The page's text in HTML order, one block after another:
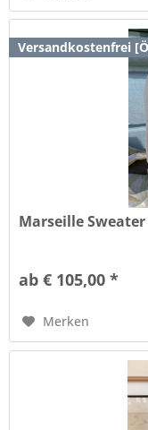
Versandkostenfrei
Marseille
ab € 105,00 *
Merken